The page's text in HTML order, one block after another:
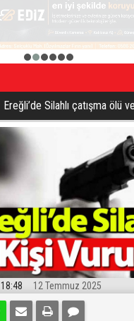
2 3 4 5 6
Ereğli’de Silahlı çatışma ölü
18:48 12 Temmuz 2025